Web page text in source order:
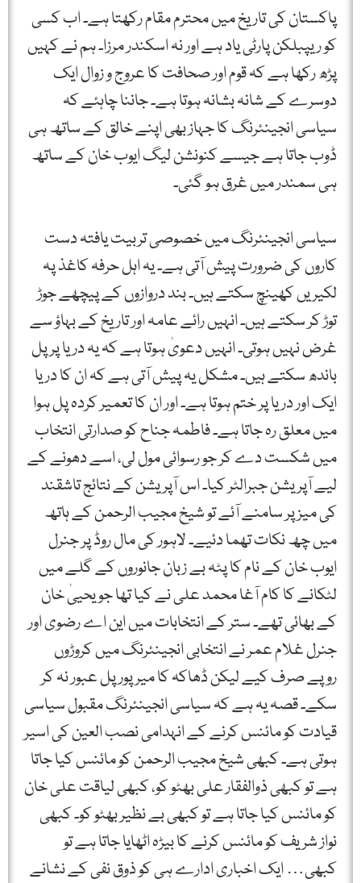
پاکستان کی تاریخ میں محترم مقام رکھتا ہے۔ اب کسی
کو ریپبلکن پارٹی یاد ہے اور نہ اسکندر مرزا۔ ہم نے کہیں
پڑھ رکھا ہے کہ قوم اور صحافت کا عروج و زوال ایک
دوسرے کے شانہ بشانہ ہوتا ہے۔ جاننا چاہئے کہ
سیاسی انجینئرنگ کا جہاز بھی اپنے خالق کے ساتھ ہی
ڈوب جاتا ہے جیسے کنونشن لیگ ایوب خان کے ساتھ
ہی سمندر میں غرق ہو گئی۔
سیاسی انجینئرنگ میں خصوصی تربیت یافتہ دست
کاروں کی ضرورت پیش آتی ہے۔ یہ اہل حرفہ کاغذ پہ
لکیریں کھینچ سکتے ہیں۔ بند دروازوں کے پیچھے جوڑ
توڑ کر سکتے ہیں۔ انہیں رائے عامہ اور تاریخ کے بہاؤ سے
غرض نہیں ہوتی۔ انہیں دعویٰ ہوتا ہے کہ یہ دریا پر پل
باندھ سکتے ہیں۔ مشکل یہ پیش آتی ہے کہ ان کا دریا
ایک اور دریا پر ختم ہوتا ہے۔ اور ان کا تعمیر کردہ پل ہوا
میں معلق رہ جاتا ہے۔ فاطمہ جناح کو صدارتی انتخاب
میں شکست دے کر جو رسوائی مول لی، اسے دھونے کے
لیے آپریشن جبرالٹر کیا۔ اس آپریشن کے نتائج تاشقند
کی میز پر سامنے آئے تو شیخ مجیب الرحمن کے ہاتھ
میں چھ نکات تھما دئیے۔ لاہور کی مال روڈ پر جنرل
ایوب خان کے نام کا پٹہ بے زبان جانوروں کے گلے میں
لٹکانے کا کام آغا محمد علی نے کیا تھا جو یحییٰ خان
کے بھائی تھے۔ ستر کے انتخابات میں این اے رضوی اور
جنرل غلام عمر نے انتخابی انجینئرنگ میں کروڑوں
روپے صرف کیے لیکن ڈھاکہ کا میر پور پل عبور نہ کر
سکے۔ قصہ یہ ہے کہ سیاسی انجینئرنگ مقبول سیاسی
قیادت کو مائنس کرنے کے انہدامی نصب العین کی اسیر
ہوتی ہے۔ کبھی شیخ مجیب الرحمن کو مائنس کیا جاتا
ہے تو کبھی ذوالفقار علی بھٹو کو، کبھی لیاقت علی خان
کو مائنس کیا جاتا ہے تو کبھی بے نظیر بھٹو کو۔ کبھی
نواز شریف کو مائنس کرنے کا بیڑہ اٹھایا جاتا ہے تو
کبھی… ایک اخباری ادارے ہی کو ذوق نفی کے نشانے